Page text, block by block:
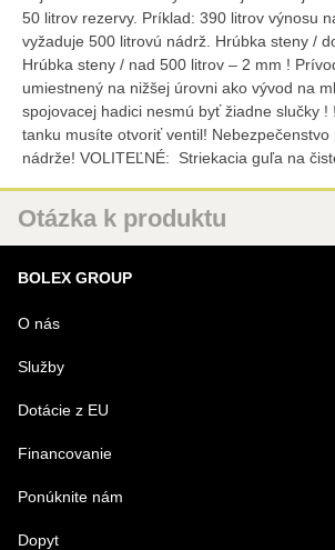
50 litrov rezervy. Príklad: 390 litrov výnosu
vyžaduje 500 litrovú nádrž. Hrúbka steny /
Hrúbka steny / nad 500 litrov – 2 mm !
umiestnený na nižšej úrovni ako vývod na
spojovacej hadici nesmú byť žiadne slučky !
tanku musíte otvoriť ventil! Nebezpečenstvo
nádrže! VOLITEĽNÉ: Striekacia guľa na
Otázka k produktu
MENO
VÁŠ E-MAIL
VAŠA OTÁZKA K PRODUKTU
BOLEX GROUP
O nás
Služby
Dotácie z EU
Financovanie
Ponúknite nám
Dopyt